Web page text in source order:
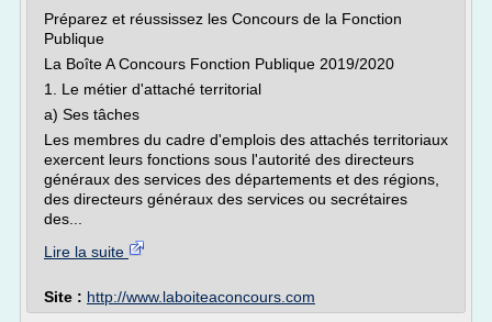
Préparez et réussissez les Concours de la Fonction
Publique
La Boîte A Concours Fonction Publique 2019/2020
1. Le métier d'attaché territorial
a) Ses tâches
Les membres du cadre d'emplois des attachés territoriaux
exercent leurs fonctions sous l'autorité des directeurs
généraux des services des départements et des régions,
des directeurs généraux des services ou secrétaires
des...
Lire la suite
Site : http://www.laboiteaconcours.com